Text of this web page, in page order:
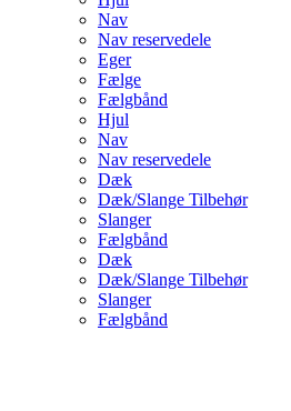
Nav
Nav reservedele
Eger
Fælge
Fælgbånd
Hjul
Nav
Nav reservedele
Dæk
Dæk/Slange Tilbehør
Slanger
Fælgbånd
Dæk
Dæk/Slange Tilbehør
Slanger
Fælgbånd